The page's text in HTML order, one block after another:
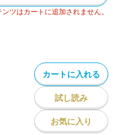
ツはカートに追加されません。
カートに入れる
試し読み
お気に入り